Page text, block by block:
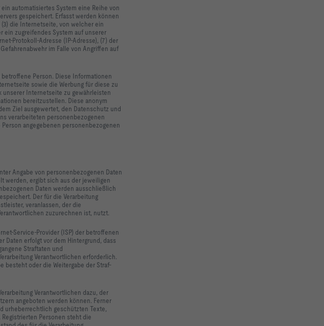
automatisiertes System eine Reihe von
gespeichert. Erfasst werden können
die Internetseite, von welcher ein
ein zugreifendes System auf unserer
Protokoll-Adresse (IP-Adresse), (7) der
im Falle von Angriffen auf
Person. Diese Informationen
sowie die Werbung für diese zu
unserer Internetseite zu gewährleisten
bereitzustellen. Diese anonym
Ziel ausgewertet, den Datenschutz und
verarbeiteten personenbezogenen
angegebenen personenbezogenen
Angabe von personenbezogenen Daten
werden, ergibt sich aus der jeweiligen
Daten werden ausschließlich
Der für die Verarbeitung
veranlassen, der die
zuzurechnen ist, nutzt.
Service-Provider (ISP) der betroffenen
Daten erfolgt vor dem Hintergrund, dass
Straftaten und
Verantwortlichen erforderlich.
besteht oder die Weitergabe der Straf-
Verantwortlichen dazu, der
angeboten werden können. Ferner
urheberrechtlich geschützten Texte,
Personen steht die